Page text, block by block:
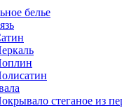
белье
стеганое из